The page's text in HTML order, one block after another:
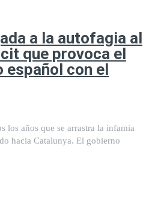
a la autofagia al
que provoca el
español con el
los años que se arrastra la infamia
hacia Catalunya. El gobierno